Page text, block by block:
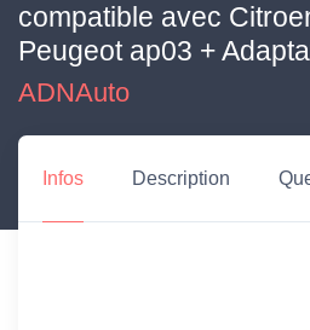
compatible avec
Peugeot ap03 +
ADNAuto
Infos Description